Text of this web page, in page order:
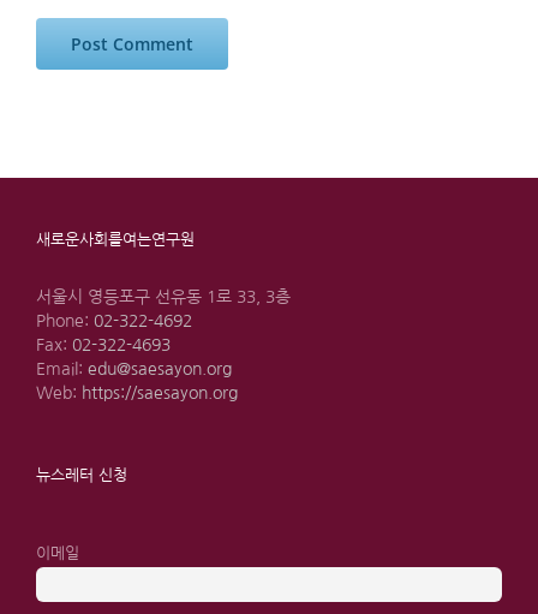
새로운사회를여는연구원
서울시 영등포구 선유동 1로 33, 3층
Phone: 02-322-4692
Fax: 02-322-4693
Email: edu@saesayon.org
Web: https://saesayon.org
뉴스레터 신청
이메일